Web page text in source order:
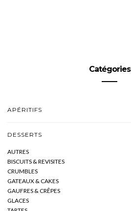
Catégories
APÉRITIFS
DESSERTS
AUTRES
BISCUITS & REVISITES
CRUMBLES
GATEAUX & CAKES
GAUFRES & CRÊPES
GLACES